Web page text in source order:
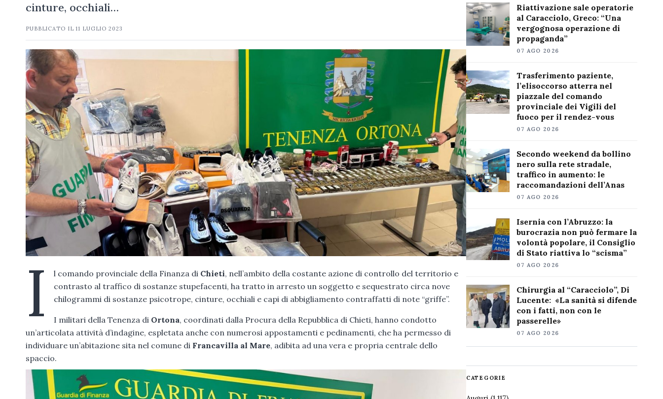
cinture, occhiali…
PUBBLICATO IL11 LUGLIO 2023
I l comando provinciale della Finanza di Chieti, nell’ambito della costante azione di controllo del territorio e
contrasto al traffico di sostanze stupefacenti, ha tratto in arresto un soggetto e sequestrato circa nove
chilogrammi di sostanze psicotrope, cinture, occhiali e capi di abbigliamento contraffatti di note “griffe”.
I militari della Tenenza di Ortona, coordinati dalla Procura della Repubblica di Chieti, hanno condotto
un’articolata attività d’indagine, espletata anche con numerosi appostamenti e pedinamenti, che ha permesso di
individuare un’abitazione sita nel comune di Francavilla al Mare, adibita ad una vera e propria centrale dello
spaccio.
Riattivazione sale operatorie
al Caracciolo, Greco: “Una
vergognosa operazione di
propaganda”
07 AGO 2026
Trasferimento paziente,
l’elisoccorso atterra nel
piazzale del comando
provinciale dei Vigili del
fuoco per il rendez-vous
07 AGO 2026
Secondo weekend da bollino
nero sulla rete stradale,
traffico in aumento: le
raccomandazioni dell’Anas
07 AGO 2026
Isernia con l’Abruzzo: la
burocrazia non può fermare la
volontà popolare, il Consiglio
di Stato riattiva lo “scisma”
07 AGO 2026
Chirurgia al “Caracciolo”, Di
Lucente: «La sanità si difende
con i fatti, non con le
passerelle»
07 AGO 2026
CATEGORIE